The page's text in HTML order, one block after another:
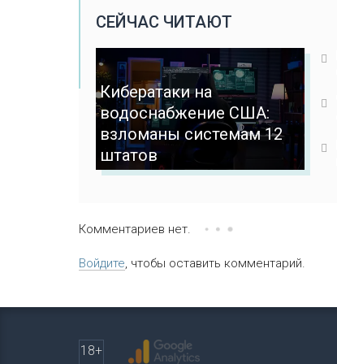
СЕЙЧАС ЧИТАЮТ
Кибератаки на
водоснабжение США:
взломаны системам 12
штатов
Комментариев нет.
Войдите, чтобы оставить комментарий.
18+